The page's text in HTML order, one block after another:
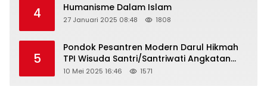
4 Humanisme Dalam Islam
27 Januari 2025 08:48 1808
5
Pondok Pesantren Modern Darul Hikmah
TPI Wisuda Santri/Santriwati Angkatan
XXXIII
10 Mei 2025 16:46 1571